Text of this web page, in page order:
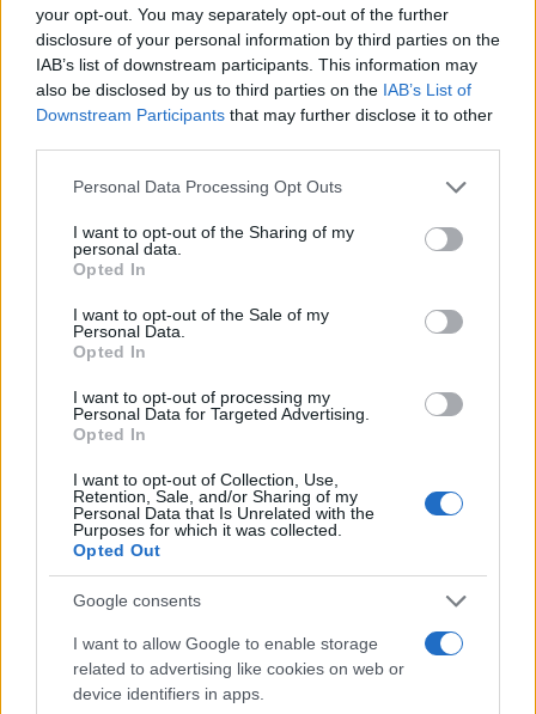
your opt-out. You may separately opt-out of the further
disclosure of your personal information by third parties on the
IAB’s list of downstream participants. This information may
also be disclosed by us to third parties on the IAB’s List of
Downstream Participants that may further disclose it to other
Please note that this website/app uses one or more Google
not limited to your visit or usage behaviour. You may click to
grant or deny consent to Google and its third-party tags to
use your data for below specified purposes in below Google
consent section.
Personal Data Processing Opt Outs
I want to opt-out of the Sharing of my
personal data.
Opted In
I want to opt-out of the Sale of my
Personal Data.
Opted In
I want to opt-out of processing my
Personal Data for Targeted Advertising.
Opted In
I want to opt-out of Collection, Use,
Retention, Sale, and/or Sharing of my
Personal Data that Is Unrelated with the
Purposes for which it was collected.
Opted Out
Google consents
I want to allow Google to enable storage
related to advertising like cookies on web or
device identifiers in apps.
Valanghe: riconoscere i tipi, leggere i segnali e
ridurre il rischio
NEVE ESTREMA
Nuove combinazioni di carcasse e mescole per
pneumatici MTB Gravity di Continental